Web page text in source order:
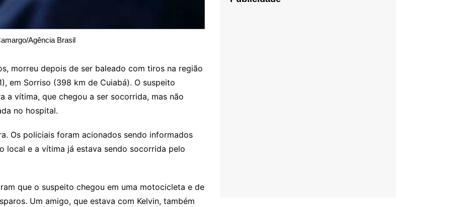
Agência Brasil
morreu depois de ser baleado com tiros na região
em Sorriso (398 km de Cuiabá). O suspeito
a vítima, que chegou a ser socorrida, mas não
no hospital.
Os policiais foram acionados sendo informados
local e a vítima já estava sendo socorrida pelo
que o suspeito chegou em uma motocicleta e de
Um amigo, que estava com Kelvin, também